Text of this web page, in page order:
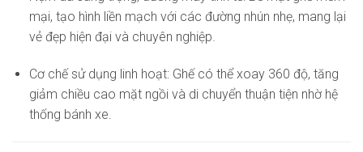
mại, tạo hình liền mạch với các đường nhún nhẹ, mang lại
vẻ đẹp hiện đại và chuyên nghiệp.
Cơ chế sử dụng linh hoạt: Ghế có thể xoay 360 độ, tăng
giảm chiều cao mặt ngồi và di chuyển thuận tiện nhờ hệ
thống bánh xe.